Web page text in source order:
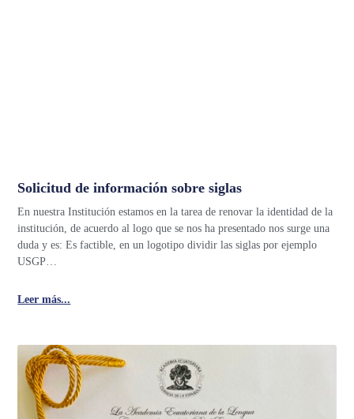
Solicitud de información sobre siglas
En nuestra Institución estamos en la tarea de renovar la identidad de la
institución, de acuerdo al logo que se nos ha presentado nos surge una
duda y es: Es factible, en un logotipo dividir las siglas por ejemplo
USGP…
Leer más...